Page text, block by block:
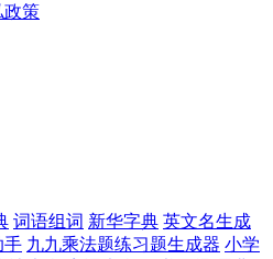
策
词语组词 新华字典 英文名生成
手 九九乘法题练习题生成器 小学